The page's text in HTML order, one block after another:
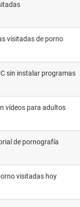
visitadas de porno
sin instalar programas
vídeos para adultos
de pornografía
visitadas hoy